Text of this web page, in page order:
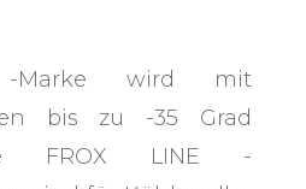
Marke wird mit
bis zu -35 Grad
FROX LINE -